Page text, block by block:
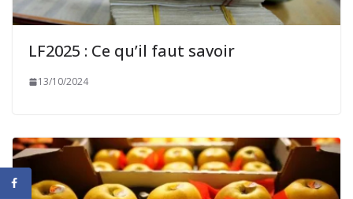
LF2025 : Ce qu’il faut savoir
13/10/2024